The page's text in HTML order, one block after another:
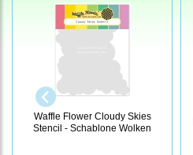
Waffle Flower Cloudy Skies
Stencil - Schablone Wolken